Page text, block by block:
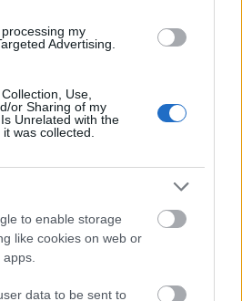
my
Advertising.
Use,
or Sharing of my
Unrelated with the
was collected.
to enable storage
like cookies on web or
data to be sent to
χέρια σας
η πιο Εύκολη
σε 2